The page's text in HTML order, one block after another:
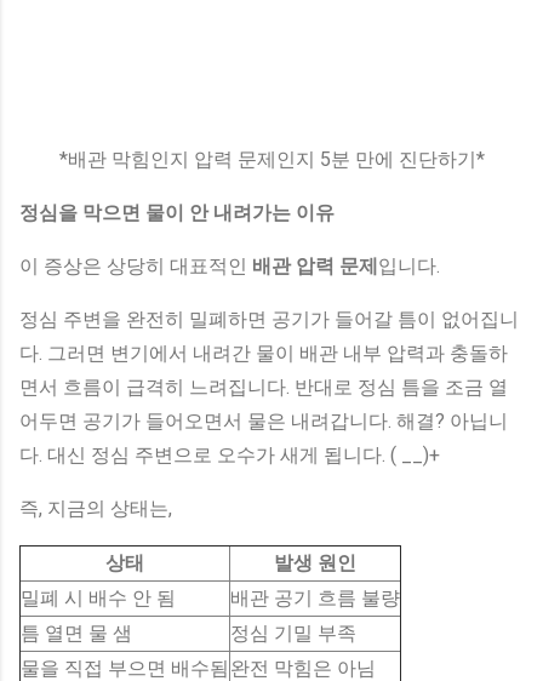
*배관 막힘인지 압력 문제인지 5분 만에 진단하기*
정심을 막으면 물이 안 내려가는 이유
이 증상은 상당히 대표적인 배관 압력 문제입니다.
정심 주변을 완전히 밀폐하면 공기가 들어갈 틈이 없어집니
다. 그러면 변기에서 내려간 물이 배관 내부 압력과 충돌하
면서 흐름이 급격히 느려집니다. 반대로 정심 틈을 조금 열
어두면 공기가 들어오면서 물은 내려갑니다. 해결? 아닙니
다. 대신 정심 주변으로 오수가 새게 됩니다. ( __)+
즉, 지금의 상태는,
상태
발생 원인
밀폐 시 배수 안 됨
배관 공기 흐름 불량
틈 열면 물 샘
정심 기밀 부족
물을 직접 부으면 배수됨 완전 막힘은 아님